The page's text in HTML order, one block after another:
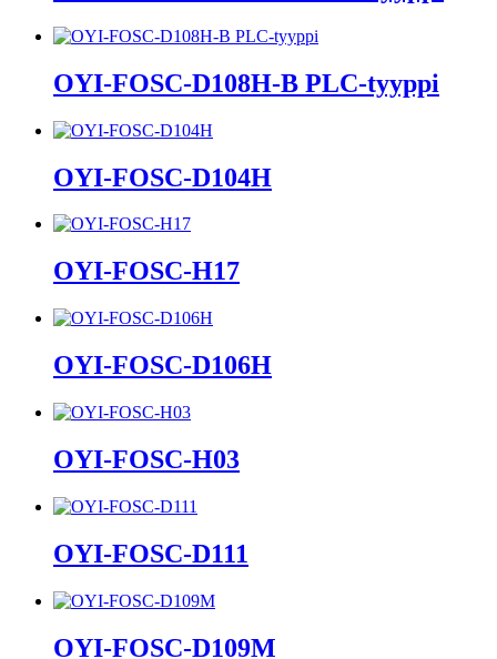
OYI-FOSC-D108H-B PLC-tyyppi
OYI-FOSC-D104H
OYI-FOSC-H17
OYI-FOSC-D106H
OYI-FOSC-H03
OYI-FOSC-D111
OYI-FOSC-D109M